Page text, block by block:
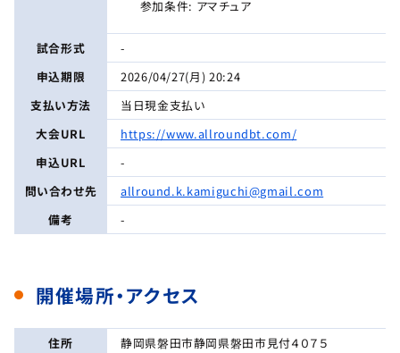
参加条件: アマチュア
試合形式
-
申込期限
2026/04/27(月) 20:24
支払い方法
当日現金支払い
大会URL
https://www.allroundbt.com/
申込URL
-
問い合わせ先
allround.k.kamiguchi@gmail.com
備考
-
開催場所・アクセス
住所
静岡県磐田市静岡県磐田市見付４０７５